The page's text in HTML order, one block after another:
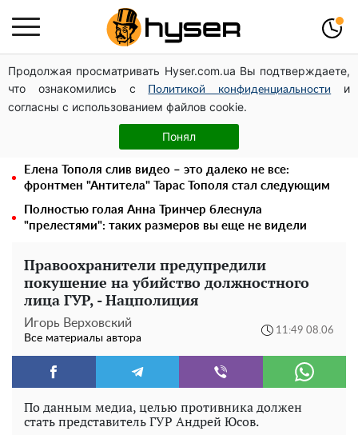
Продолжая просматривать Hyser.com.ua Вы подтверждаете,
что ознакомились с
Политикой конфиденциальности
и
согласны с использованием файлов cookie.
Понял
Дроны с наценкой: Александр Конотопский вывел
миллионы оборонного бюджета через фиктивную
фирму в Эстонии
Голая Елена Тополя в интересных позах заставила
отвисать челюсти: слив видео – было только началом
Елена Тополя слив видео – это далеко не все:
фронтмен "Антитела" Тарас Тополя стал следующим
Полностью голая Анна Тринчер блеснула
"прелестями": таких размеров вы еще не видели
Правоохранители предупредили
покушение на убийство должностного
лица ГУР, - Нацполиция
Игорь Верховский
Все материалы автора
11:49 08.06
По данным медиа, целью противника должен
стать представитель ГУР Андрей Юсов.